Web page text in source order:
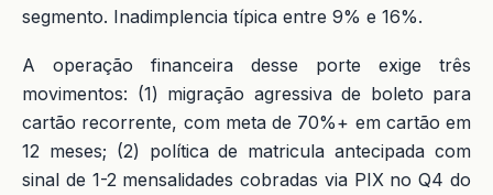
segmento. Inadimplencia típica entre 9% e 16%.
A operação financeira desse porte exige três
movimentos: (1) migração agressiva de boleto para
cartão recorrente, com meta de 70%+ em cartão em
12 meses; (2) política de matricula antecipada com
sinal de 1-2 mensalidades cobradas via PIX no Q4 do